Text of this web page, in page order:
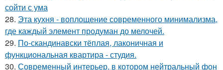
сойти с ума
28. Эта кухня - воплощение современного минимализма,
где каждый элемент продуман до мелочей.
29. По-скандинавски тёплая, лаконичная и
функциональная квартира - студия.
30. Современный интерьер, в котором нейтральный фон